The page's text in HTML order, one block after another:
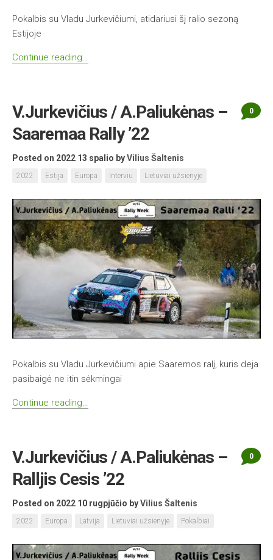
Pokalbis su Vladu Jurkevičiumi, atidariusi šį ralio sezoną
Estijoje
Continue reading…
V.Jurkevičius / A.Paliukėnas –
Saaremaa Rally ’22
Posted on 2022 13 spalio byVilius Šaltenis
2022 Estija Europa Interviu Lietuviai užsienyje
0
Pokalbis su Vladu Jurkevičiumi apie Saaremos ralį, kuris deja
pasibaigė ne itin sėkmingai
Continue reading…
V.Jurkevičius / A.Paliukėnas –
Ralljis Cesis ’22
Posted on 2022 10 rugpjūčio byVilius Šaltenis
2022 Europa Latvija Lietuviai užsienyje Pokalbiai
0